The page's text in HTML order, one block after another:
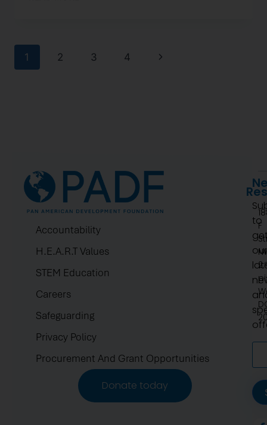
1 2 3 4
Accountability
H.E.A.R.T Values
STEM Education
Careers
Safeguarding
Privacy Policy
Procurement And Grant Opportunities
Donate today
F
to